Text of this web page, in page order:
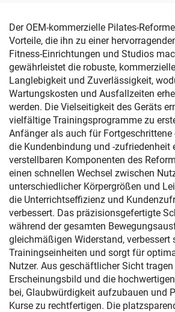
Der OEM-kommerzielle Pilates-
Vorteile, die ihn zu einer
Fitness-Einrichtungen und Studios
gewährleistet die robuste,
Langlebigkeit und Zuverlässigkeit,
Wartungskosten und Ausfallzeiten
werden. Die Vielseitigkeit des Geräts
vielfältige Trainingsprogramme zu
Anfänger als auch für Fortgeschrittene
die Kundenbindung und -zufriedenheit
verstellbaren Komponenten des
einen schnellen Wechsel zwischen
unterschiedlicher Körpergrößen und
die Unterrichtseffizienz und
verbessert. Das präzisionsgefertigte
während der gesamten
gleichmäßigen Widerstand, verbessert
Trainingseinheiten und sorgt für
Nutzer. Aus geschäftlicher Sicht
Erscheinungsbild und die
bei, Glaubwürdigkeit aufzubauen und
Kurse zu rechtfertigen. Die